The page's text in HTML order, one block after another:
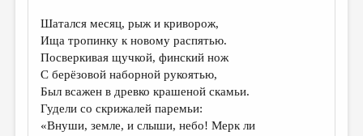
Шатался месяц, рыж и криворож,
Ища тропинку к новому распятью.
Посверкивая щучкой, финский нож
С берёзовой наборной рукоятью,
Был всажен в древко крашеной скамьи.
Гудели со скрижалей паремьи:
«Внуши, земле, и слыши, небо! Мерк ли